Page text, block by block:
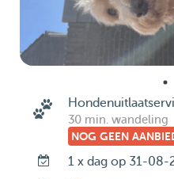
30 min. wandeling
NOG GEEN
1 x dag op 31-08-